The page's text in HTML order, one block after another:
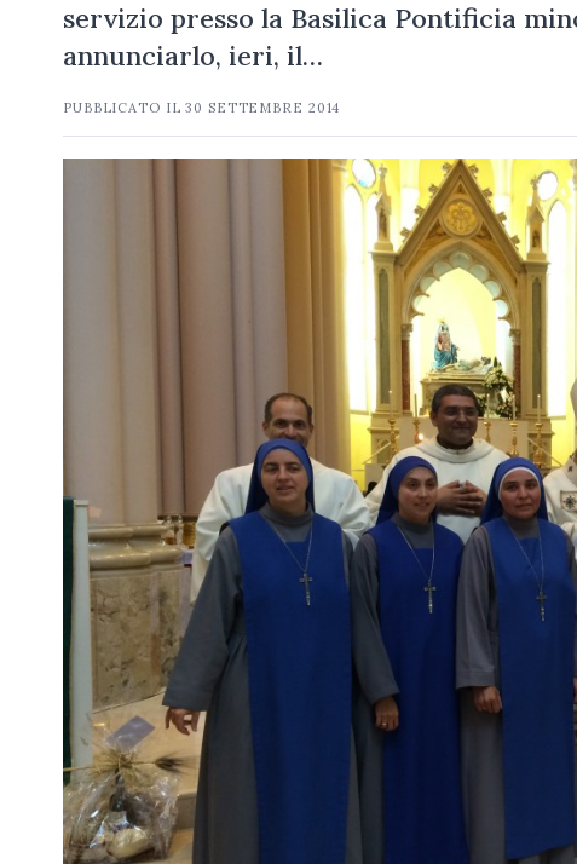
servizio presso la Basilica Pontificia
annunciarlo, ieri, il…
PUBBLICATO IL30 SETTEMBRE 2014